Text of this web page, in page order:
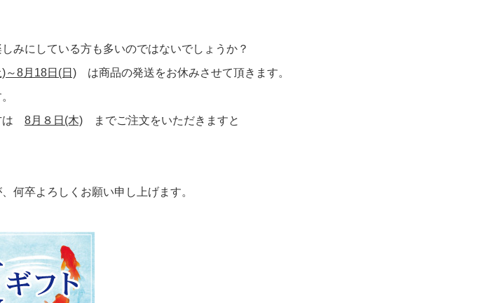
みにしている方も多いのではないでしょうか？
～8月18日(日) は商品の発送をお休みさせて頂きます。
は 8月８日(木) までご注文をいただきますと
何卒よろしくお願い申し上げます。